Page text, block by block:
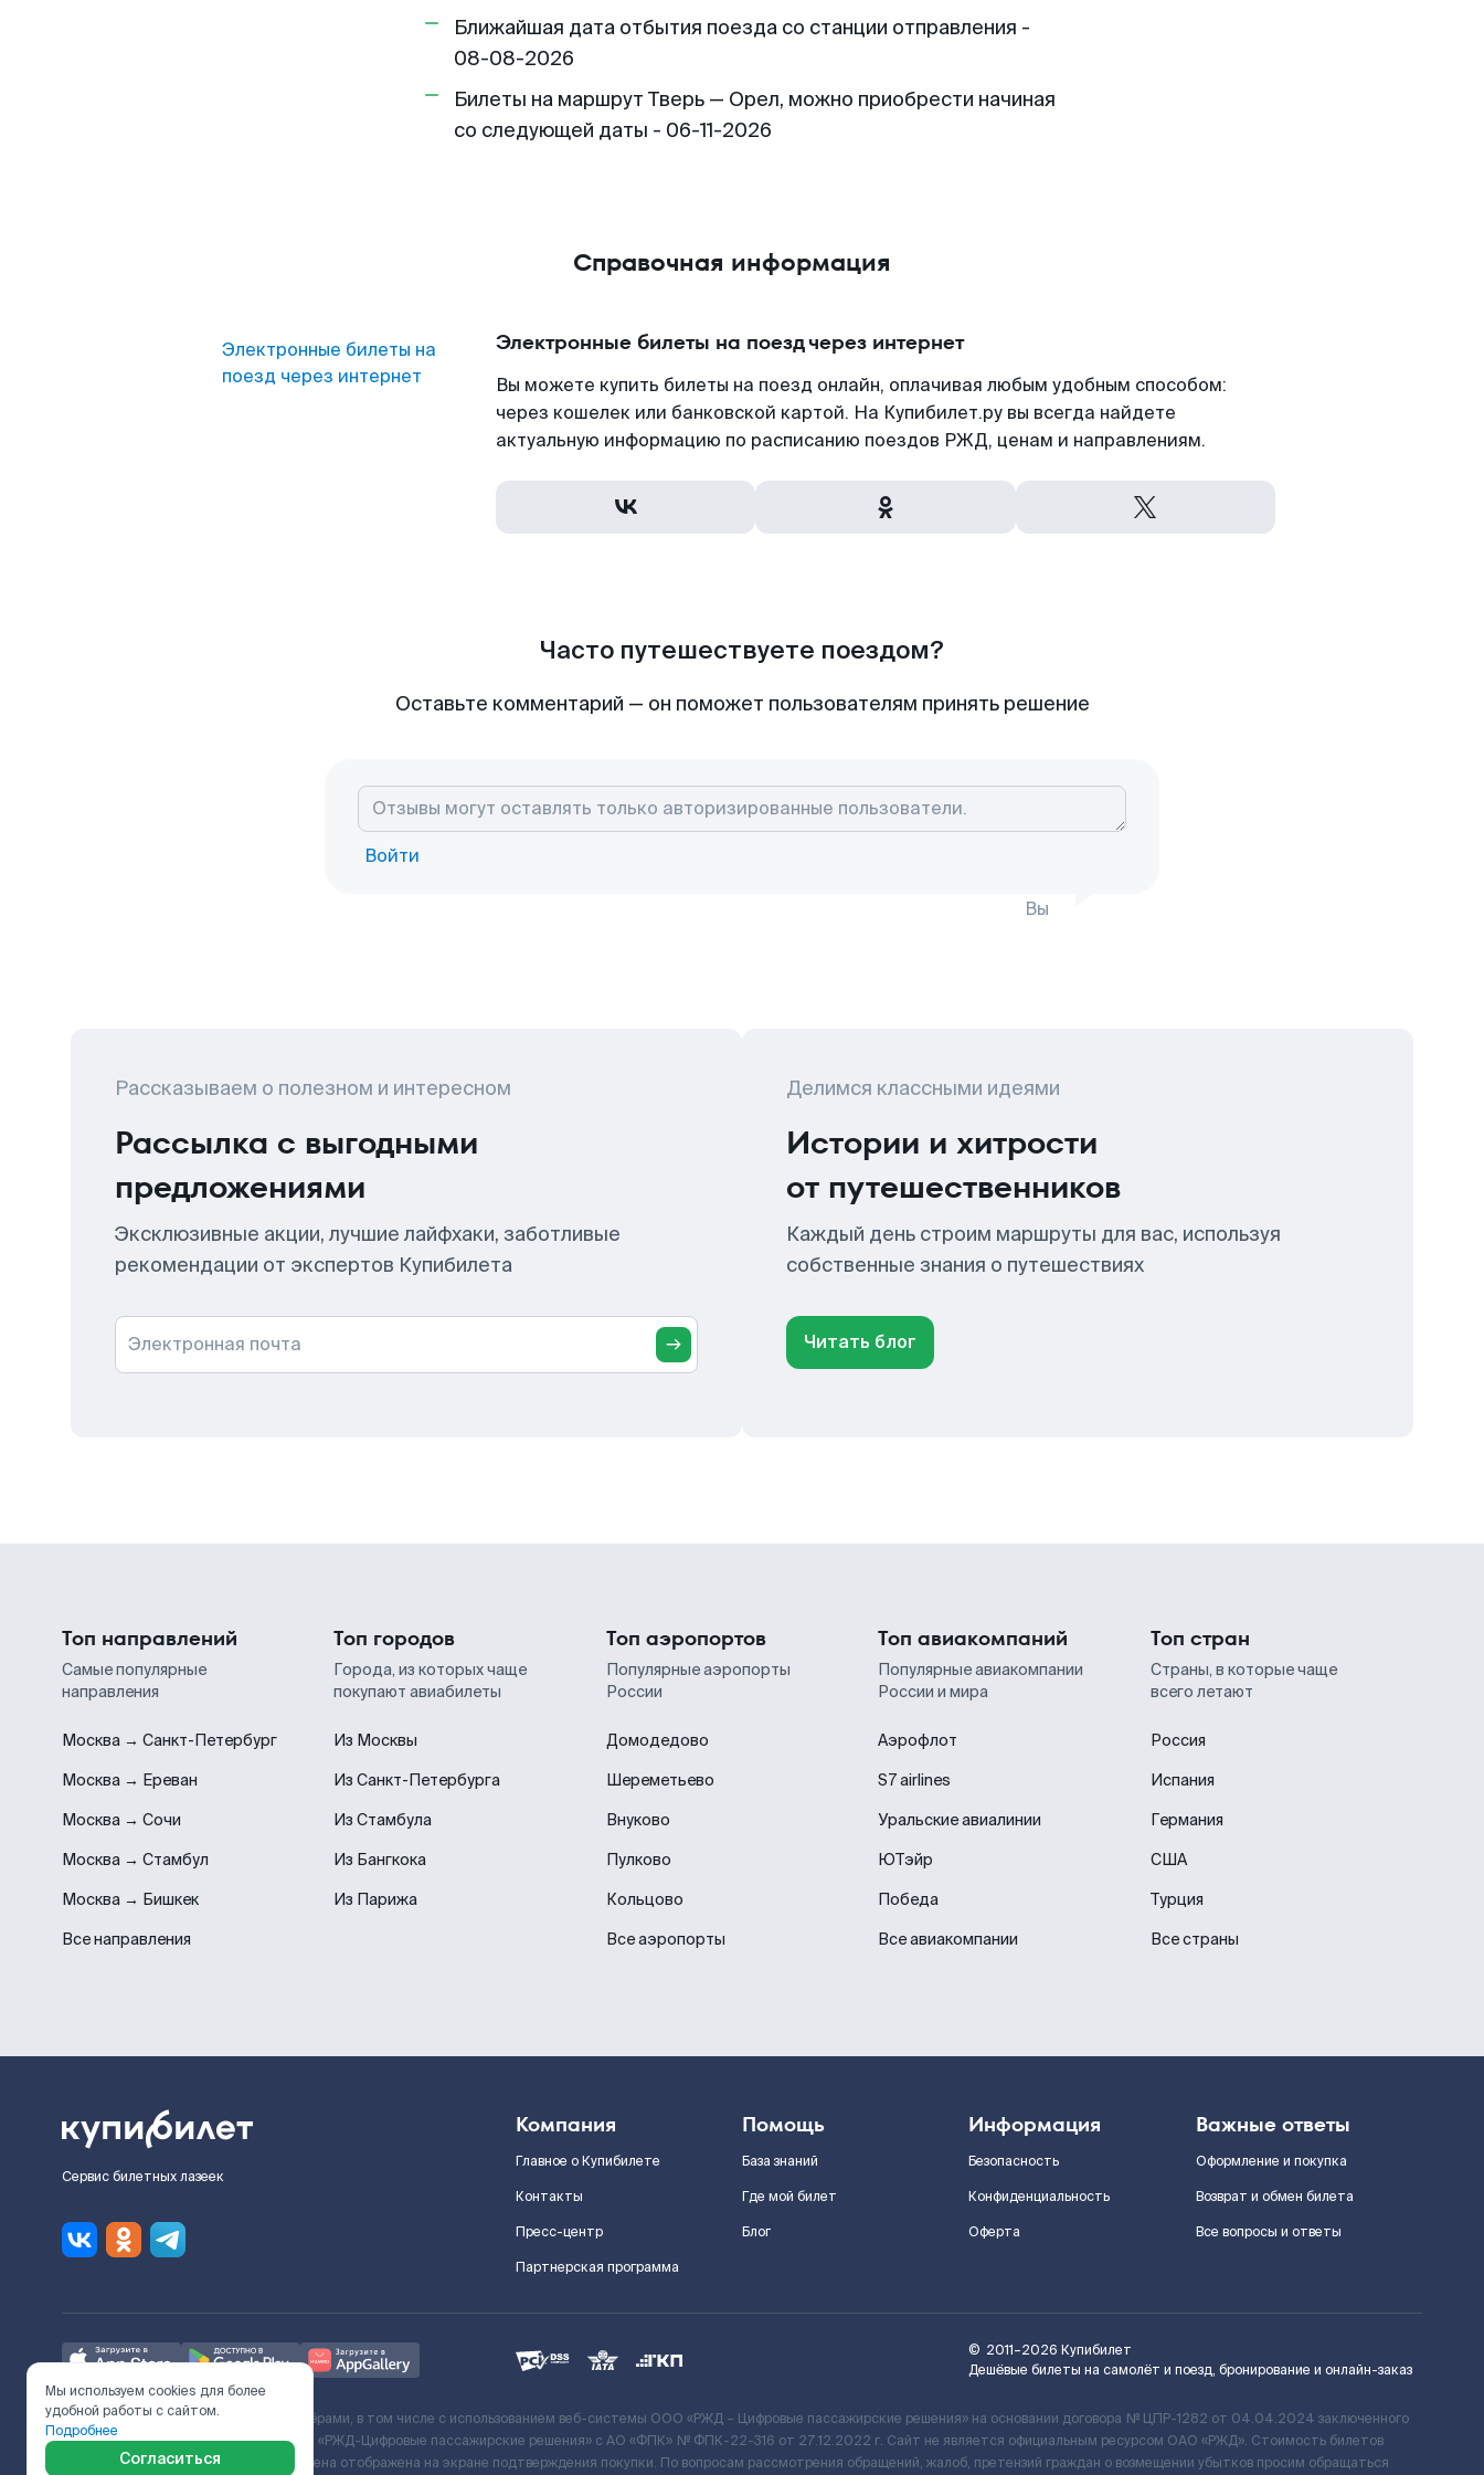
Ближайшая дата отбытия поезда со станции отправления -
08-08-2026
Билеты на маршрут Тверь — Орел, можно приобрести начиная
со следующей даты - 06-11-2026
Справочная информация
Электронные билеты на
поезд через интернет
Электронные билеты на поезд через интернет
Вы можете купить билеты на поезд онлайн, оплачивая любым удобным способом:
через кошелек или банковской картой. На Купибилет.ру вы всегда найдете
актуальную информацию по расписанию поездов РЖД, ценам и направлениям.
Часто путешествуете поездом?
Оставьте комментарий — он поможет пользователям принять решение
Войти
Вы
Рассказываем о полезном и интересном
Рассылка с выгодными
предложениями
Эксклюзивные акции, лучшие лайфхаки, заботливые
рекомендации от экспертов Купибилета
Электронная почта
Делимся классными идеями
Истории и хитрости
от путешественников
Каждый день строим маршруты для вас, используя
собственные знания о путешествиях
Читать блог
Топ направлений
Самые популярные
направления
Москва → Санкт-Петербург
Москва → Ереван
Москва → Сочи
Москва → Стамбул
Москва → Бишкек
Все направления
Топ городов
Города, из которых чаще
покупают авиабилеты
Из Москвы
Из Санкт-Петербурга
Из Стамбула
Из Бангкока
Из Парижа
Топ аэропортов
Популярные аэропорты
России
Домодедово
Шереметьево
Внуково
Пулково
Кольцово
Все аэропорты
Топ авиакомпаний
Популярные авиакомпании
России и мира
Аэрофлот
S7 airlines
Уральские авиалинии
ЮТэйр
Победа
Все авиакомпании
Топ стран
Страны, в которые чаще
всего летают
Россия
Испания
Германия
США
Турция
Все страны
Сервис билетных лазеек
Компания
Главное о Купибилете
Контакты
Пресс-центр
Партнерская программа
Помощь
База знаний
Где мой билет
Блог
Информация
Безопасность
Конфиденциальность
Оферта
Важные ответы
Оформление и покупка
Возврат и обмен билета
Все вопросы и ответы
© 2011–2026 Купибилет
Дешёвые билеты на самолёт и поезд, бронирование и онлайн-заказ
Ж/Д билеты предоставляются партнёрами, в том числе с использованием веб-системы ООО «РЖД – Цифровые пассажирские решения» на основании договора № ЦПР-1282 от 04.04.2024 заключенного
с Поставщиком услуг и Договора ООО «РЖД-Цифровые пассажирские решения» c АО «ФПК» № ФПК-22-316 от 27.12.2022 г. Сайт не является официальным ресурсом ОАО «РЖД». Стоимость билетов
включает сервисный сбор. Итоговая цена отображена на экране подтверждения покупки. По вопросам рассмотрения обращений, жалоб, претензий граждан о возмещении убытков просим обращаться
Мы используем cookies для более
удобной работы с сайтом.
Подробнее
Согласиться